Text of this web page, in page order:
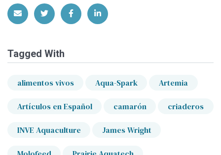
Share via EmailShare on Twitter
Share on Facebook
Share on LinkedIn
Tagged With
alimentos vivos Aqua-Spark Artemia
Artículos en Español camarón criaderos
INVE Aquaculture James Wright